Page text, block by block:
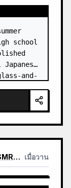
school
and-
AI เมื่อวาน